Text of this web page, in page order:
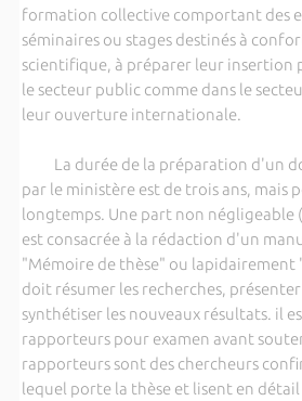
formation collective comportant des
séminaires ou stages destinés à
scientifique, à préparer leur insertion
le secteur public comme dans le
leur ouverture internationale.
La durée de la préparation d'un
par le ministère est de trois ans, mais
longtemps. Une part non négligeable
est consacrée à la rédaction d'un
"Mémoire de thèse" ou lapidairement
doit résumer les recherches,
synthétiser les nouveaux résultats. il
rapporteurs pour examen avant
rapporteurs sont des chercheurs
lequel porte la thèse et lisent en